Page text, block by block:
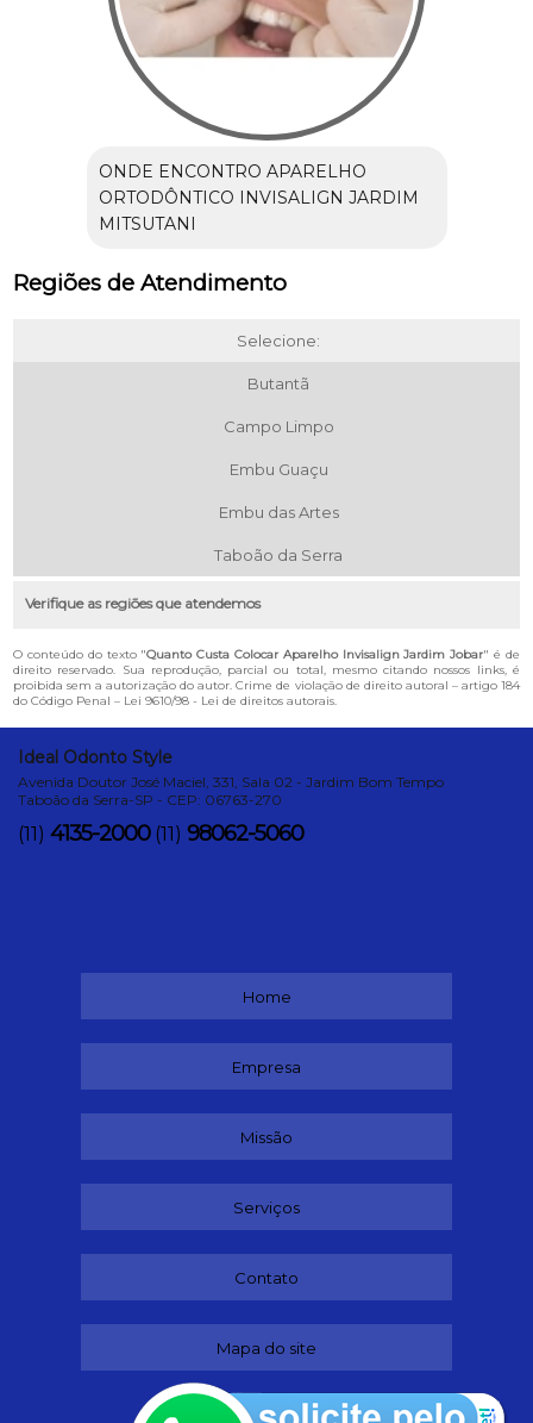
ONDE ENCONTRO APARELHO
ORTODÔNTICO INVISALIGN JARDIM
MITSUTANI
Regiões de Atendimento
Selecione:
Butantã
Campo Limpo
Embu Guaçu
Embu das Artes
Taboão da Serra
Verifique as regiões que atendemos
O conteúdo do texto "Quanto Custa Colocar Aparelho Invisalign Jardim Jobar" é de
direito reservado. Sua reprodução, parcial ou total, mesmo citando nossos links, é
proibida sem a autorização do autor. Crime de violação de direito autoral – artigo 184
do Código Penal – Lei 9610/98 - Lei de direitos autorais.
Ideal Odonto Style
Avenida Doutor José Maciel, 331, Sala 02 - Jardim Bom Tempo
Taboão da Serra-SP - CEP: 06763-270
(11) 4135-2000 (11) 98062-5060
Home
Empresa
Missão
Serviços
Contato
Mapa do site